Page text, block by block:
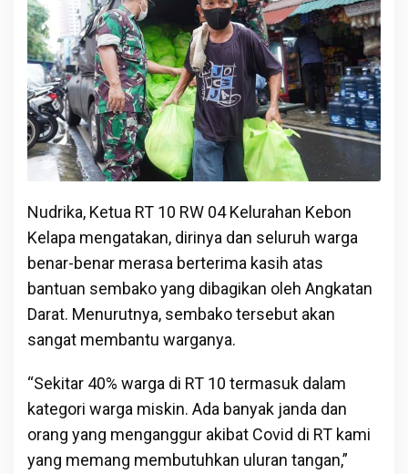
Nudrika, Ketua RT 10 RW 04 Kelurahan Kebon
Kelapa mengatakan, dirinya dan seluruh warga
benar-benar merasa berterima kasih atas
bantuan sembako yang dibagikan oleh Angkatan
Darat. Menurutnya, sembako tersebut akan
sangat membantu warganya.
“Sekitar 40% warga di RT 10 termasuk dalam
kategori warga miskin. Ada banyak janda dan
orang yang menganggur akibat Covid di RT kami
yang memang membutuhkan uluran tangan,”